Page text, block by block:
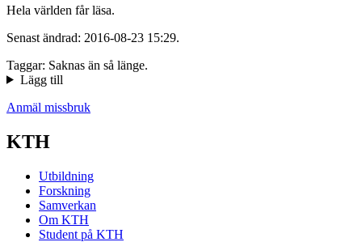
Hela världen får läsa.
Senast ändrad: 2016-08-23 15:29.
Taggar: Saknas än så länge.
Lägg till
Anmäl missbruk
KTH
Utbildning
Forskning
Samverkan
Om KTH
Student på KTH